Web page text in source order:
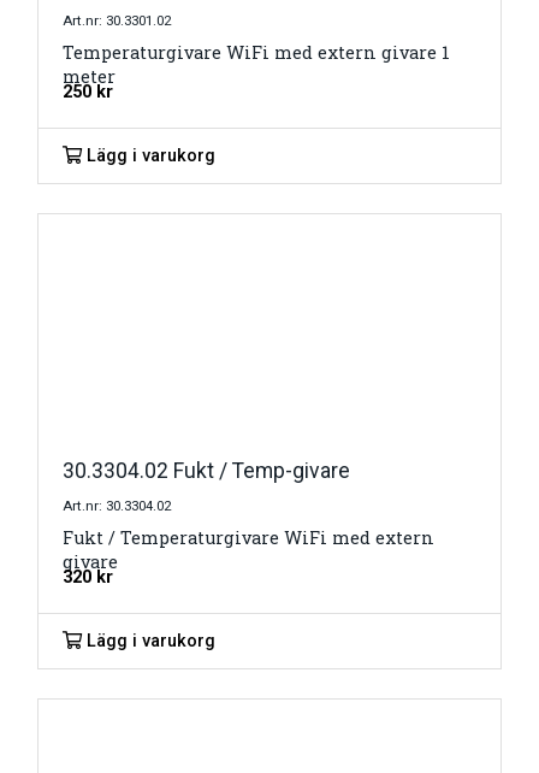
Art.nr: 30.3301.02
Temperaturgivare WiFi med extern givare 1
meter
250 kr
Lägg i varukorg
30.3304.02 Fukt / Temp-givare
Art.nr: 30.3304.02
Fukt / Temperaturgivare WiFi med extern
givare
320 kr
Lägg i varukorg